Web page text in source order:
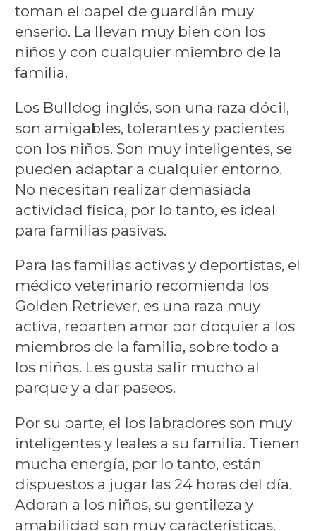
toman el papel de guardián muy
enserio. La llevan muy bien con los
niños y con cualquier miembro de la
familia.
Los Bulldog inglés, son una raza dócil,
son amigables, tolerantes y pacientes
con los niños. Son muy inteligentes, se
pueden adaptar a cualquier entorno.
No necesitan realizar demasiada
actividad física, por lo tanto, es ideal
para familias pasivas.
Para las familias activas y deportistas, el
médico veterinario recomienda los
Golden Retriever, es una raza muy
activa, reparten amor por doquier a los
miembros de la familia, sobre todo a
los niños. Les gusta salir mucho al
parque y a dar paseos.
Por su parte, el los labradores son muy
inteligentes y leales a su familia. Tienen
mucha energía, por lo tanto, están
dispuestos a jugar las 24 horas del día.
Adoran a los niños, su gentileza y
amabilidad son muy características.